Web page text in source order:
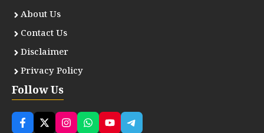
About Us
Contact Us
Disclaimer
Privacy Policy
Follow Us